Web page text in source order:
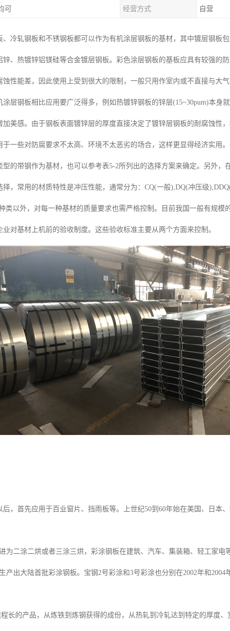
可 经营方式 自营
冷轧钢板和不锈钢板都可以作为有机涂层钢板的基材，其中镀层钢板
、热镀锌铝镁硅等合金镀层钢板。彩色涂层钢板的基板应具有较强的
性能差，因此使用上受到很大的限制，一般只用作室内或不直接与大
层钢板相比应用要广泛得多，例如热镀锌钢板的锌层(15~30pum)本身
美感。由于钢板表面镀锌层的厚度直接决定了镀锌层钢板的耐腐蚀性
一些对防腐要求不太高、环境不太恶劣的场合，这样更显得经济实用
的带钢作为基材，也可以参考表5-2所列出的选择方案来确定。另外，
，常用的材质特性是冲压性能，通常分为：CQ(一般),DQ(冲压级
类以外，对每一种基材的质量要求也需严格控制。目前我国一般有规模
对基材上机前的验收制度。这些验收标准主要从两个方面来控制。
，首先应用于百业窗片、挡雨板等。上世纪50到60年始在美国、日本
二涂二烘或者三涂三烘，彩涂钢板在建筑、汽车、集装箱、轻工家电
出大陆首批彩涂钢板。宝钢2号彩涂和3号彩涂也分别在2002年和2004
的产品，从炼铁到炼钢获得的成份，从热轧到冷轧达到特定的厚度、